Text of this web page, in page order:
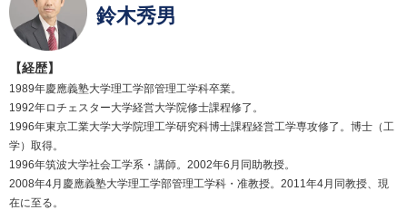
鈴木秀男
【経歴】
1989年慶應義塾大学理工学部管理工学科卒業。
1992年ロチェスター大学経営大学院修士課程修了。
1996年東京工業大学大学院理工学研究科博士課程経営工学専攻修了。博士（工
学）取得。
1996年筑波大学社会工学系・講師。2002年6月同助教授。
2008年4月慶應義塾大学理工学部管理工学科・准教授。2011年4月同教授、現
在に至る。